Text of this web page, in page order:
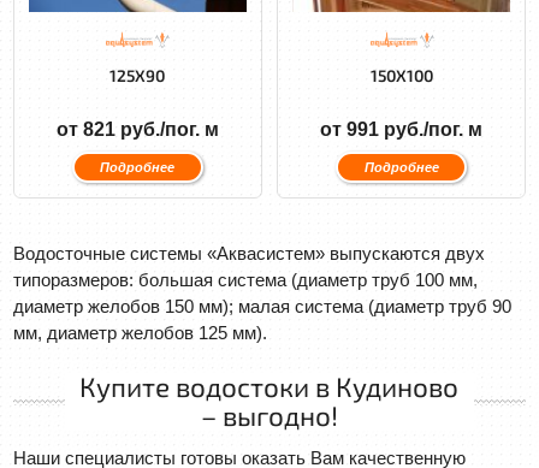
125X90
от 821 руб./пог. м
Подробнее
150X100
от 991 руб./пог. м
Подробнее
Водосточные системы «Аквасистем» выпускаются двух
типоразмеров: большая система (диаметр труб 100 мм,
диаметр желобов 150 мм); малая система (диаметр труб 90
мм, диаметр желобов 125 мм).
Купите водостоки в Кудиново
– выгодно!
Наши специалисты готовы оказать Вам качественную